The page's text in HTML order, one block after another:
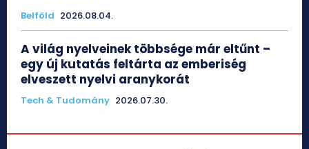
Belföld 2026.08.04.
A világ nyelveinek többsége már eltűnt –
egy új kutatás feltárta az emberiség
elveszett nyelvi aranykorát
Tech & Tudomány 2026.07.30.